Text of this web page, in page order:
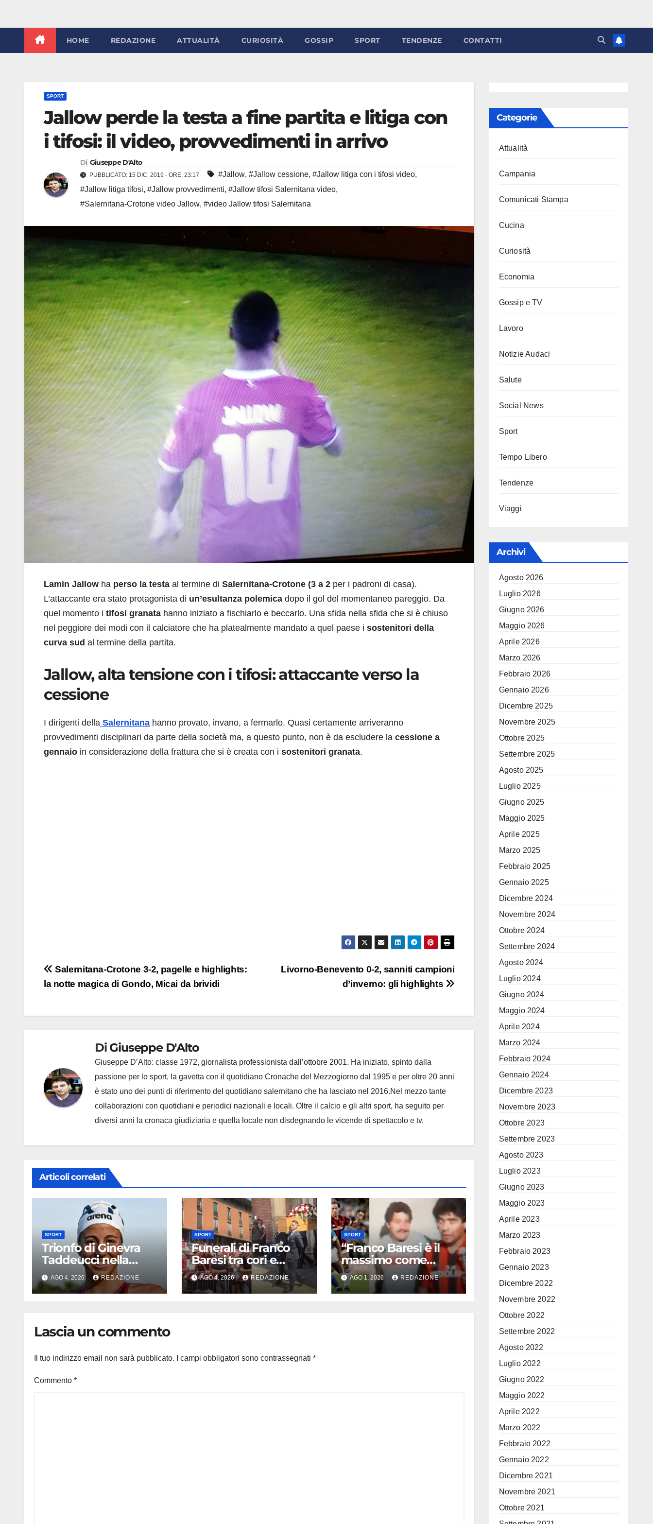
HOME REDAZIONE ATTUALITÀ CURIOSITÀ GOSSIP SPORT TENDENZE CONTATTI
SPORT
Jallow perde la testa a fine partita e litiga con
i tifosi: il video, provvedimenti in arrivo
Di Giuseppe D'Alto
PUBBLICATO: 15 DIC, 2019 - ORE: 23:17 #Jallow, #Jallow cessione, #Jallow litiga con i tifosi video,
#Jallow litiga tifosi, #Jallow provvedimenti, #Jallow tifosi Salernitana video,
#Salernitana-Crotone video Jallow, #video Jallow tifosi Salernitana
Lamin Jallow ha perso la testa al termine di Salernitana-Crotone (3 a 2 per i padroni di casa).
L’attaccante era stato protagonista di un’esultanza polemica dopo il gol del momentaneo pareggio. Da
quel momento i tifosi granata hanno iniziato a fischiarlo e beccarlo. Una sfida nella sfida che si è chiuso
nel peggiore dei modi con il calciatore che ha platealmente mandato a quel paese i sostenitori della
curva sud al termine della partita.
Jallow, alta tensione con i tifosi: attaccante verso la
cessione
I dirigenti della Salernitana hanno provato, invano, a fermarlo. Quasi certamente arriveranno
provvedimenti disciplinari da parte della società ma, a questo punto, non è da escludere la cessione a
gennaio in considerazione della frattura che si è creata con i sostenitori granata.
Navigazione
articoli
Livorno-Benevento 0-2, sanniti campioni
d’inverno: gli highlights
Salernitana-Crotone 3-2, pagelle e highlights:
la notte magica di Gondo, Micai da brividi
Di Giuseppe D'Alto
Giuseppe D’Alto: classe 1972, giornalista professionista dall’ottobre 2001. Ha iniziato, spinto dalla
passione per lo sport, la gavetta con il quotidiano Cronache del Mezzogiorno dal 1995 e per oltre 20 anni
è stato uno dei punti di riferimento del quotidiano salernitano che ha lasciato nel 2016.Nel mezzo tante
collaborazioni con quotidiani e periodici nazionali e locali. Oltre il calcio e gli altri sport, ha seguito per
diversi anni la cronaca giudiziaria e quella locale non disdegnando le vicende di spettacolo e tv.
Articoli correlati
SPORT
Trionfo di Ginevra
Taddeucci nella
Senna, oro europeo
e la stoccata sul
fiume di Parigi: ‘Era
AGO 4, 2026 REDAZIONE
SPORT
Funerali di Franco
Baresi tra cori e
commozione, poi la
bufera su La Russa:
tifosi del Milan
AGO 4, 2026 REDAZIONE
SPORT
“Franco Baresi è il
massimo come
difensore”: il video di
Maradona emoziona
il calcio dopo la
AGO 1, 2026 REDAZIONE
Lascia un commento
Il tuo indirizzo email non sarà pubblicato. I campi obbligatori sono contrassegnati *
Commento *
Categorie
Attualità
Campania
Comunicati Stampa
Cucina
Curiosità
Economia
Gossip e TV
Lavoro
Notizie Audaci
Salute
Social News
Sport
Tempo Libero
Tendenze
Viaggi
Archivi
Agosto 2026
Luglio 2026
Giugno 2026
Maggio 2026
Aprile 2026
Marzo 2026
Febbraio 2026
Gennaio 2026
Dicembre 2025
Novembre 2025
Ottobre 2025
Settembre 2025
Agosto 2025
Luglio 2025
Giugno 2025
Maggio 2025
Aprile 2025
Marzo 2025
Febbraio 2025
Gennaio 2025
Dicembre 2024
Novembre 2024
Ottobre 2024
Settembre 2024
Agosto 2024
Luglio 2024
Giugno 2024
Maggio 2024
Aprile 2024
Marzo 2024
Febbraio 2024
Gennaio 2024
Dicembre 2023
Novembre 2023
Ottobre 2023
Settembre 2023
Agosto 2023
Luglio 2023
Giugno 2023
Maggio 2023
Aprile 2023
Marzo 2023
Febbraio 2023
Gennaio 2023
Dicembre 2022
Novembre 2022
Ottobre 2022
Settembre 2022
Agosto 2022
Luglio 2022
Giugno 2022
Maggio 2022
Aprile 2022
Marzo 2022
Febbraio 2022
Gennaio 2022
Dicembre 2021
Novembre 2021
Ottobre 2021